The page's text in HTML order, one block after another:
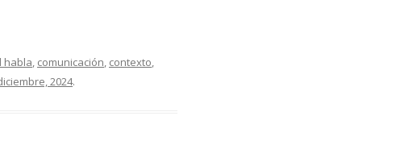
habla, comunicación, contexto,
2024.